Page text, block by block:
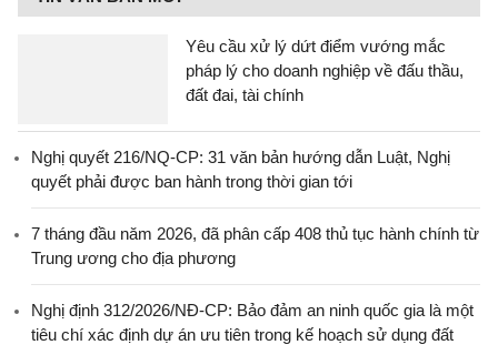
Yêu cầu xử lý dứt điểm vướng mắc
pháp lý cho doanh nghiệp về đấu thầu,
đất đai, tài chính
Nghị quyết 216/NQ-CP: 31 văn bản hướng dẫn Luật, Nghị
quyết phải được ban hành trong thời gian tới
7 tháng đầu năm 2026, đã phân cấp 408 thủ tục hành chính từ
Trung ương cho địa phương
Nghị định 312/2026/NĐ-CP: Bảo đảm an ninh quốc gia là một
tiêu chí xác định dự án ưu tiên trong kế hoạch sử dụng đất